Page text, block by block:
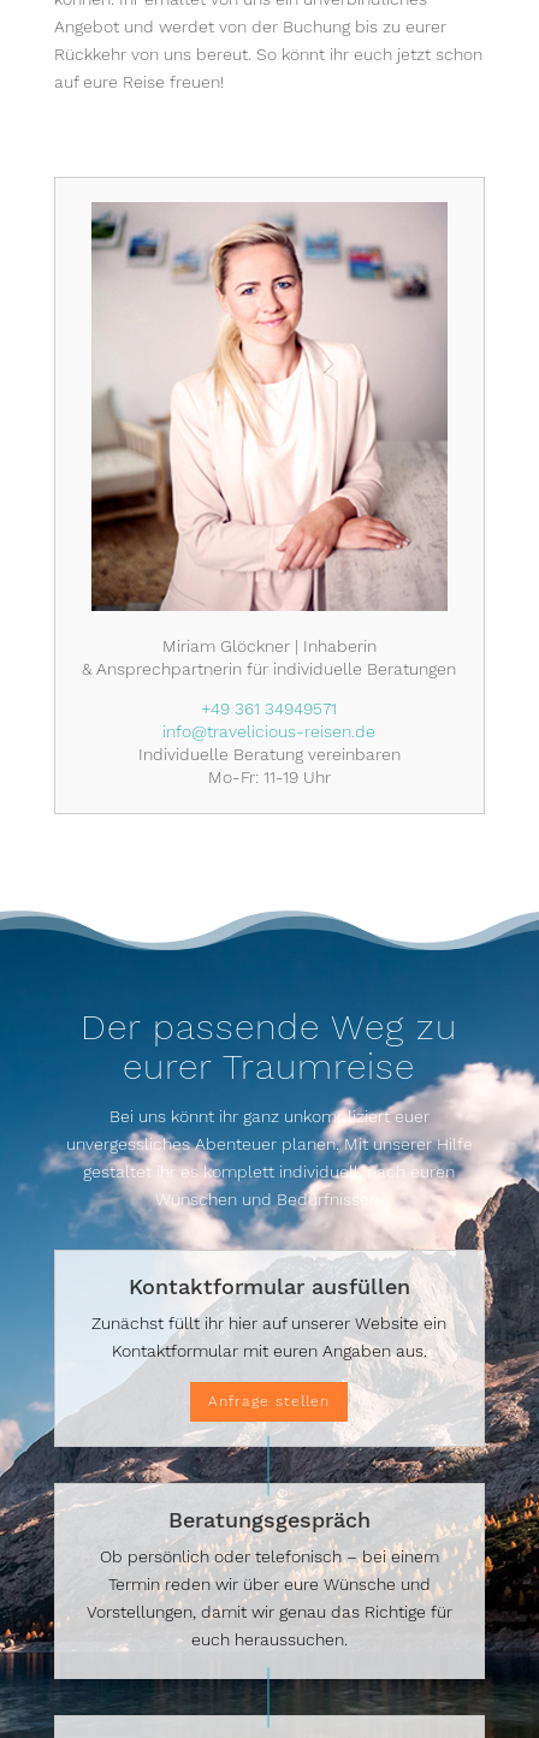
Angebot und werdet von der Buchung bis zu eurer
Rückkehr von uns bereut. So könnt ihr euch jetzt schon
auf eure Reise freuen!
Miriam Glöckner | Inhaberin
& Ansprechpartnerin für individuelle Beratungen
+49 361 34949571
info@travelicious-reisen.de
Individuelle Beratung vereinbaren
Mo-Fr: 11-19 Uhr
Der passende Weg zu
eurer Traumreise
Bei uns könnt ihr ganz unkompliziert euer
unvergessliches Abenteuer planen. Mit unserer Hilfe
gestaltet ihr es komplett individuell, nach euren
Wünschen und Bedürfnissen.
Kontaktformular ausfüllen
Zunächst füllt ihr hier auf unserer Website ein
Kontaktformular mit euren Angaben aus.
Anfrage stellen
Beratungsgespräch
Ob persönlich oder telefonisch – bei einem
Termin reden wir über eure Wünsche und
Vorstellungen, damit wir genau das Richtige für
euch heraussuchen.